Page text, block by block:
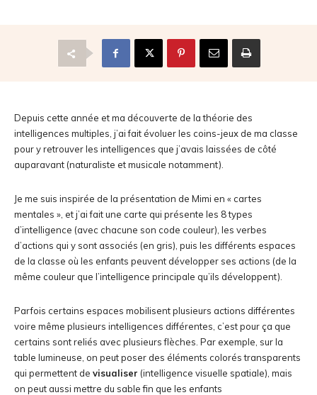
Depuis cette année et ma découverte de la théorie des
intelligences multiples, j’ai fait évoluer les coins-jeux de ma classe
pour y retrouver les intelligences que j’avais laissées de côté
auparavant (naturaliste et musicale notamment).
Je me suis inspirée de la présentation de Mimi en « cartes
mentales », et j’ai fait une carte qui présente les 8 types
d’intelligence (avec chacune son code couleur), les verbes
d’actions qui y sont associés (en gris), puis les différents espaces
de la classe où les enfants peuvent développer ses actions (de la
même couleur que l’intelligence principale qu’ils développent).
Parfois certains espaces mobilisent plusieurs actions différentes
voire même plusieurs intelligences différentes, c’est pour ça que
certains sont reliés avec plusieurs flèches. Par exemple, sur la
table lumineuse, on peut poser des éléments colorés transparents
qui permettent de visualiser (intelligence visuelle spatiale), mais
on peut aussi mettre du sable fin que les enfants